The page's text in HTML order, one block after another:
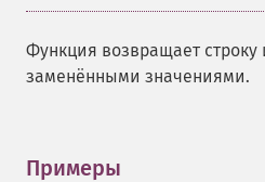
Функция возвращает строку
заменёнными значениями.
Примеры